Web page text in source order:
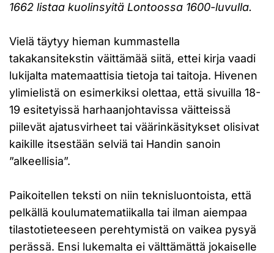
1662 listaa kuolinsyitä Lontoossa 1600-luvulla.
Vielä täytyy hieman kummastella
takakansitekstin väittämää siitä, ettei kirja vaadi
lukijalta matemaattisia tietoja tai taitoja. Hivenen
ylimielistä on esimerkiksi olettaa, että sivuilla 18-
19 esitetyissä harhaanjohtavissa väitteissä
piilevät ajatusvirheet tai väärinkäsitykset olisivat
kaikille itsestään selviä tai Handin sanoin
”alkeellisia”.
Paikoitellen teksti on niin teknisluontoista, että
pelkällä koulumatematiikalla tai ilman aiempaa
tilastotieteeseen perehtymistä on vaikea pysyä
perässä. Ensi lukemalta ei välttämättä jokaiselle